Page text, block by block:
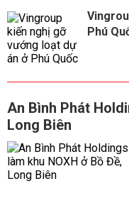
Phú
An Bình Phát
Long Biên